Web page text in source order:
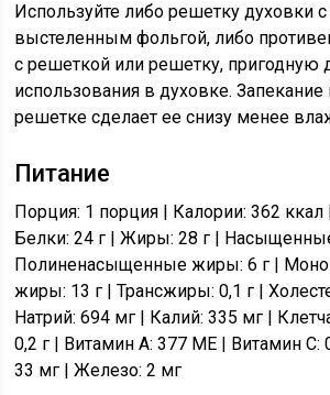
Используйте либо решетку духовки
выстеленным фольгой, либо
с решеткой или решетку, пригодную
использования в духовке.
решетке сделает ее снизу менее
Питание
Порция: 1 порция | Калории: 362 ккал
Белки: 24 г | Жиры: 28 г |
Полиненасыщенные жиры: 6 г |
жиры: 13 г | Трансжиры: 0,1 г |
Натрий: 694 мг | Калий: 335 мг |
0,2 г | Витамин A: 377 МЕ | Витамин C:
33 мг | Железо: 2 мг